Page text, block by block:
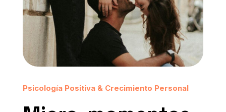
Psicología Positiva & Crecimiento Personal